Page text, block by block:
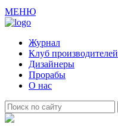
МЕНЮ
Журнал
Клуб производителей
Дизайнеры
Прорабы
О нас